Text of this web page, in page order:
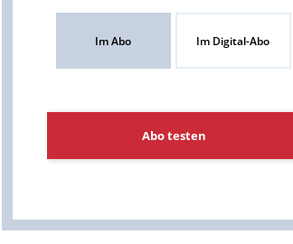
Im Abo Im Digital-Abo
Abo testen